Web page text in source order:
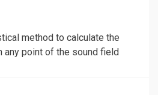
method to calculate the
any point of the sound field